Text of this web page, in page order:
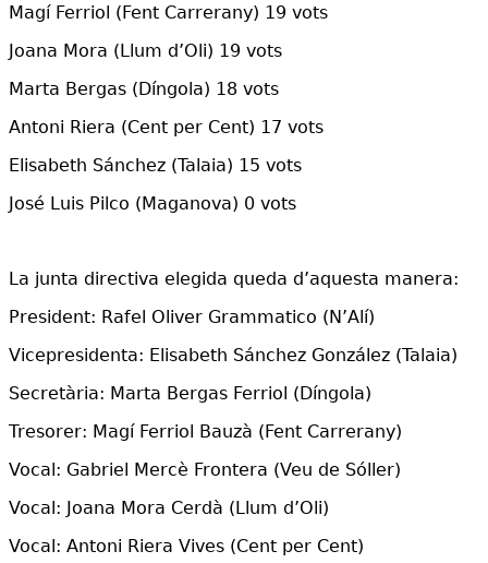
Magí Ferriol (Fent Carrerany) 19 vots
Joana Mora (Llum d’Oli) 19 vots
Marta Bergas (Díngola) 18 vots
Antoni Riera (Cent per Cent) 17 vots
Elisabeth Sánchez (Talaia) 15 vots
José Luis Pilco (Maganova) 0 vots
La junta directiva elegida queda d’aquesta manera:
President: Rafel Oliver Grammatico (N’Alí)
Vicepresidenta: Elisabeth Sánchez González (Talaia)
Secretària: Marta Bergas Ferriol (Díngola)
Tresorer: Magí Ferriol Bauzà (Fent Carrerany)
Vocal: Gabriel Mercè Frontera (Veu de Sóller)
Vocal: Joana Mora Cerdà (Llum d’Oli)
Vocal: Antoni Riera Vives (Cent per Cent)